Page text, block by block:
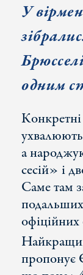
У
одним
а
сесій» і
Саме там
пропонує